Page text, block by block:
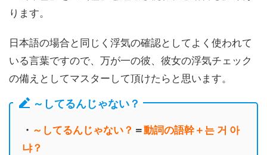
ります。
日本語の場合と同じく浮気の確認としてよく使われて
いる言葉ですので、万が一の彼、彼女の浮気チェック
の備えとしてマスターして頂けたらと思います。
～してるんじゃない？
・ ～してるんじゃない？ ＝動詞の語幹＋는 거 아
냐？